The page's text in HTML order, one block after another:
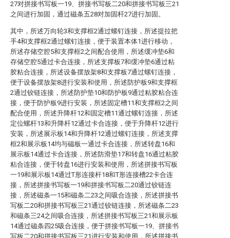
27对拼接书写板一19、拼接书写板二20和拼接书写板三21
之间进行加固，通过磁条五28对加固杆27进行加固。
其中，所述万向轮3和支撑框2通过螺钉连接，所述提拉把
手4和支撑框2通过螺钉连接，便于装置本体1进行移动，
所述存储空腔5和支撑框2之间配合使用，所述缓冲垫6和
存储空腔5通过卡合连接，所述支撑板7和缓冲垫6通过粘
胶粘合连接，所述设备摆放架8和支撑板7通过螺钉连接，
便于设备摆放架8进行安装和使用，所述防护板9和支撑框
2通过铰链连接，所述防护垫10和防护板9通过粘胶粘合连
接，便于防护板9进行安装，所述固定槽11和支撑框2之间
配合使用，所述升降杆12和固定槽11通过螺钉连接，所述
定位螺杆13和升降杆12通过卡合连接，便于升降杆12进行
安装，所述展示板14和升降杆12通过螺钉连接，所述支撑
框2和展示板14均与磁板一通过卡合连接，所述转盘16和
展示板14通过卡合连接，所述防滑垫17和转盘16通过粘胶
粘合连接，便于转盘16进行安装和使用，所述拼接书写板
一19和展示板14通过T形连接杆18和T形连接槽22卡合连
接，所述拼接书写板一19和拼接书写板二20通过铰链连
接，所述磁条一15和磁条二23之间吸合连接，所述拼接书
写板二20和拼接书写板三21通过铰链连接，所述磁条二23
和磁条三24之间吸合连接，所述拼接书写板三21和展示板
14通过磁条四25吸合连接，便于拼接书写板一19、拼接书
写板二20和拼接书写板三21进行安装和使用，所述拼接书